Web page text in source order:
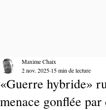
«Guerre hybride»
menace gonflée par
Maxime Chaix
2 nov. 2025 15 min de lecture